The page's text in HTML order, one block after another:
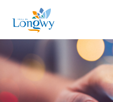
Panneau de gestion des cookies